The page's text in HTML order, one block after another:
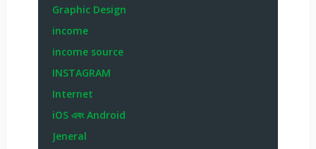
Graphic Design
income
income source
INSTAGRAM
Internet
iOS এবং Android
Jeneral